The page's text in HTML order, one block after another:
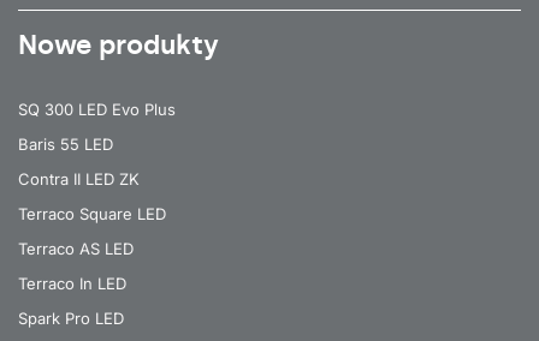
Nowe produkty
SQ 300 LED Evo Plus
Baris 55 LED
Contra II LED ZK
Terraco Square LED
Terraco AS LED
Terraco In LED
Spark Pro LED